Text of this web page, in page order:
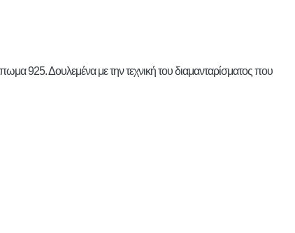
925. Δουλεμένα με την τεχνική του διαμανταρίσματος που